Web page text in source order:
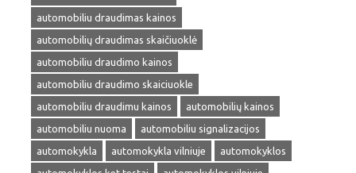
automobiliu draudimas kainos
automobilių draudimas skaičiuoklė
automobiliu draudimo kainos
automobiliu draudimo skaiciuokle
automobiliu draudimu kainos
automobilių kainos
automobiliu nuoma
automobiliu signalizacijos
automokykla
automokykla vilniuje
automokyklos